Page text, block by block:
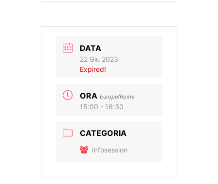
DATA
22 Giu 2023
Expired!
ORA Europe/Rome
15:00 - 16:30
CATEGORIA
Infosession